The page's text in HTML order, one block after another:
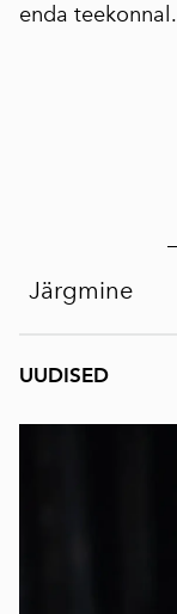
enda teekonnal.
Järgmine
UUDISED